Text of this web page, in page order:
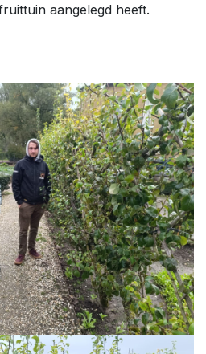
aangelegd heeft.